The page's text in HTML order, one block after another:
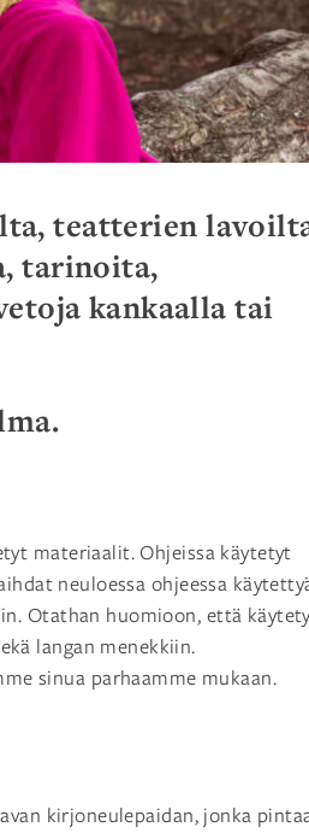
teatterien
tarinoita,
kankaalla tai
materiaalit. Ohjeissa käytetyt
neuloessa ohjeessa
Otathan huomioon, että
langan menekkiin.
sinua parhaamme mukaan.
kirjoneulepaidan, jonka